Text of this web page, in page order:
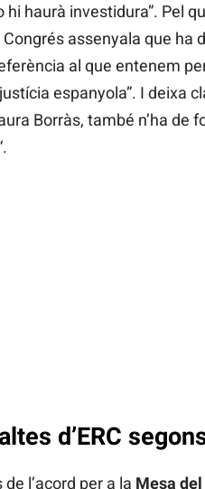
hi haurà investidura”. Pel
assenyala que ha
al que entenem
espanyola”. I deixa
Borràs, també n’ha de
d’ERC
de l’acord per a la Mesa